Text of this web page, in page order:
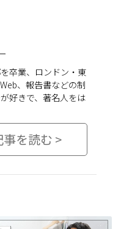
卒業、ロンドン・東
、報告書などの制
好きで、著名人をは
を読む >